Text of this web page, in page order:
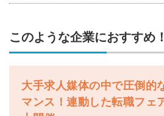
このような企業におすすめ！
大手求人媒体の中で圧倒的
マンス！連動した転職フェ